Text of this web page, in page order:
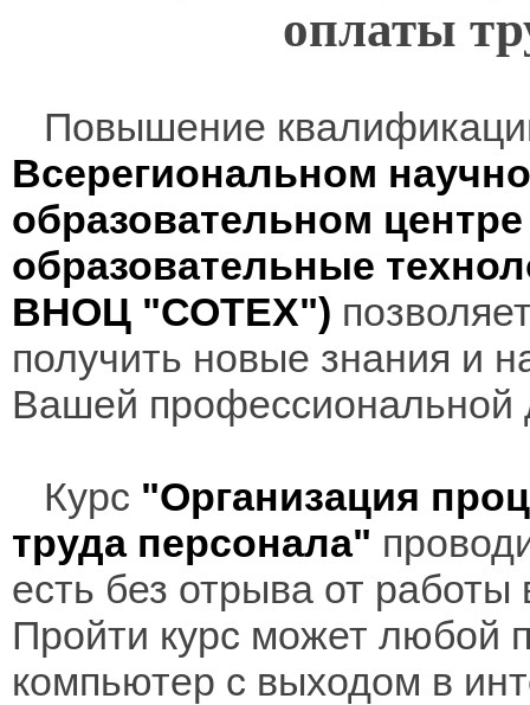
оплаты
Повышение
Всерегиональном
образовательном
образовательные
ВНОЦ "СОТЕХ")
получить новые знания и
Вашей профессиональной
Курс "Организация
труда персонала"
есть без отрыва от
Пройти курс может любой
компьютер с выходом в